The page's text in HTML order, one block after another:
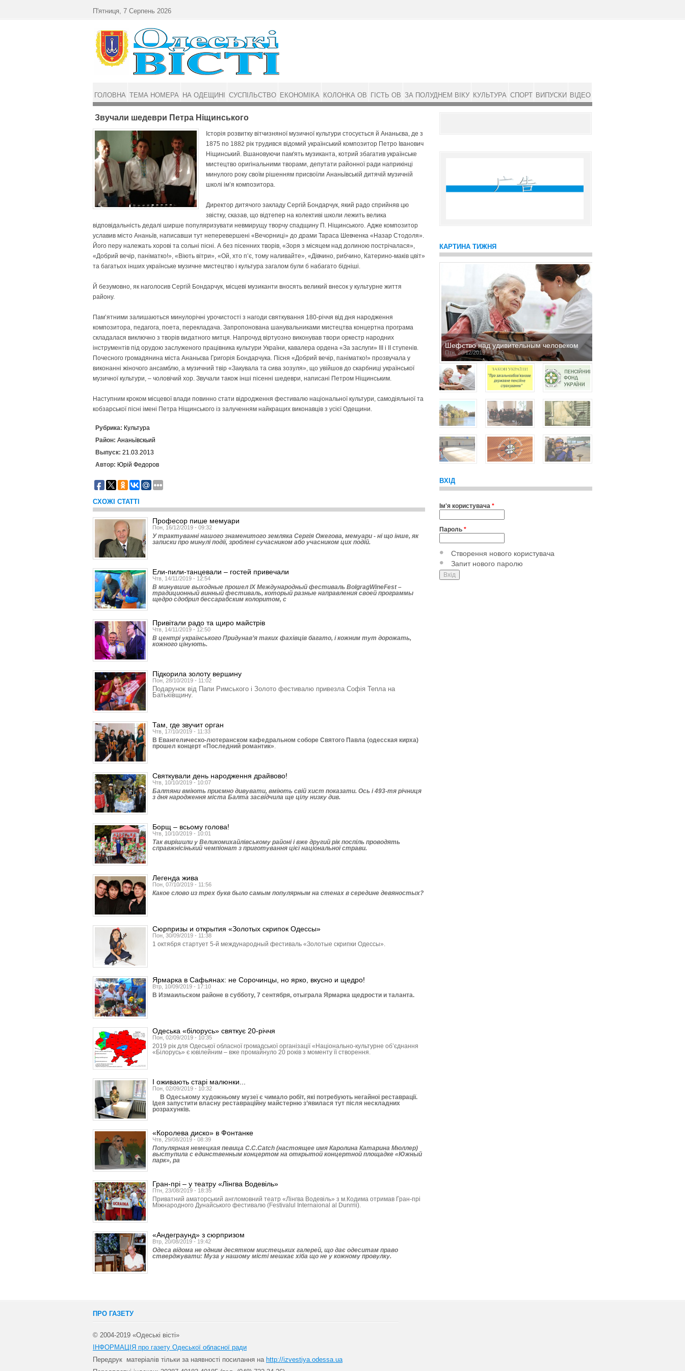
Звучали шедеври Петра Ніщинського
Історія розвитку вітчизняної музичної культури стосується й Ананьєва, де з
1875 по 1882 рік трудився відомий український композитор Петро Іванович
Ніщинський. Вшановуючи пам'ять музиканта, котрий збагатив українське
мистецтво оригінальними творами, депутати районної ради наприкінці
минулого року своїм рішенням присвоїли Ананьївській дитячій музичній
школі ім’я композитора.
Директор дитячого закладу Сергій Бондарчук, який радо сприйняв цю
звістку, сказав, що відтепер на колективі школи лежить велика
відповідальність дедалі ширше популяризувати невмирущу творчу спадщину П. Ні­щинського. Адже композитор
ус­лавив місто Ананьїв, написавши тут неперевершені «Вечорниці» до драми Тараса Шевченка «Назар Стодоля».
Його перу належать хорові та сольні пісні. А без пісенних творів, «Зоря з місяцем над долиною пострічалася»,
«Добрий вечір, паніматко!», «Віють вітри», «Ой, хто п’є, тому наливайте», «Дівчино, рибчино, Катерино-маків цвіт»
та багатьох інших українське музичне мистецтво і культура загалом були б набагато бідніші.
Й безумовно, як наголосив Сергій Бондарчук, місцеві музиканти вносять великий внесок у культурне життя
району.
Пам’ятними залишаються ми­нулорічні урочистості з нагоди святкування 180-річчя від дня народження
композитора, педагога, поета, перекладача. Запропонована шанувальниками мистецтва концертна програма
складалася виключно з творів видатного митця. Напрочуд віртуозно виконував твори оркестр народних
інструментів під орудою заслуженого працівника культури України, кавалера ордена «За заслуги» III і II ступенів.
Почесного громадянина міста Ананьєва Григорія Бондарчука. Пісня «Добрий вечір, паніматко!» прозвучала у
виконанні жіночого ансамблю, а музичний твір «Закувала та сива зозуля», що увійшов до скарбниці української
музичної культури, – чоловічий хор. Звучали також інші пісенні шедеври, написані Петром Ніщинським.
Наступним кроком місцевої влади повинно стати відродження фестивалю національної культури, самодіяльної та
кобзарської пісні імені Петра Ніщинського із залученням найкращих виконавців з усієї Одещини.
Рубрика: Культура
Район: Ананьївскьий
Выпуск: 21.03.2013
Автор: Юрій Федоров
СХОЖІ СТАТТІ
Професор пише мемуари
Пон, 16/12/2019 - 09:32
У трактуванні нашого знаменитого земляка Сергія Ожегова, мемуари - ні що інше, як
записки про минулі події, зроблені сучасником або учасником цих подій.
Ели-пили-танцевали – гостей привечали
Чтв, 14/11/2019 - 12:54
В минувшие выходные прошел ІХ Международный фестиваль BolgragWineFest –
традиционный винный фестиваль, который разные направления своей программы
щедро сдобрил бессарабским колоритом, с
Привітали радо та щиро майстрів
Чтв, 14/11/2019 - 12:50
В центрі українського Придунав’я таких фахівців багато, і кожним тут дорожать,
кожного цінують.
Підкорила золоту вершину
Пон, 28/10/2019 - 11:02
Подарунок від Папи Римського і Золото фестивалю привезла Софія Тепла на
Батьківщину.
Там, где звучит орган
Чтв, 17/10/2019 - 11:33
В Евангелическо-лютеранском кафедральном соборе Святого Павла (одесская кирха)
прошел концерт «Последний романтик».
Святкували день народження драйвово!
Чтв, 10/10/2019 - 10:07
Балтяни вміють приємно дивувати, вміють свій хист показати. Ось і 493-тя річниця
з дня народження міста Балта засвідчила ще цілу низку див.
Борщ – всьому голова!
Чтв, 10/10/2019 - 10:01
Так вирішили у Великомихай­лівському районі і вже другий рік поспіль проводять
справжнісінький чемпіонат з приготування цієї національної страви.
Легенда жива
Пон, 07/10/2019 - 11:56
Какое слово из трех букв было самым популярным на стенах в середине девяностых?
Сюрпризы и открытия «Золотых скрипок Одессы»
Пон, 30/09/2019 - 11:38
1 октября стартует 5-й международный фестиваль «Золотые скрипки Одессы».
Ярмарка в Сафьянах: не Сорочинцы, но ярко, вкусно и щедро!
Втр, 10/09/2019 - 17:10
В Измаильском районе в субботу, 7 сентября, отыграла Ярмарка щедрости и таланта.
Одеська «білорусь» святкує 20-річчя
Пон, 02/09/2019 - 10:35
2019 рік для Одеської обласної громадської організації «Національно-культурне об’єднання
«Білорусь» є ювілейним – вже промайнуло 20 років з моменту її створення.
І оживають старі малюнки...
Пон, 02/09/2019 - 10:32
В Одеському художньому музеї є чимало робіт, які потребують негайної реставрації.
Ідея запустити власну реставраційну майстерню з’явилася тут після нескладних
розрахунків.
«Королева диско» в Фонтанке
Чтв, 29/08/2019 - 08:39
Популярная немецкая певица C.C.Catch (настоящее имя Каролина Катарина Мюллер)
выступила с единственным концертом на открытой концертной площадке «Южный
парк», ра
Гран-прі – у театру «Лінгва Водевіль»
Птн, 23/08/2019 - 18:35
Приватний аматорський англомовний театр «Лінгва Водевіль» з м.Кодима отримав Гран-прі
Міжнародного Дунайського фестивалю (Festivalul Internaional al Dunгrii).
«Андеграунд» з сюрпризом
Втр, 20/08/2019 - 19:42
Одеса відома не одним десятком мистецьких галерей, що дає одеситам право
стверджувати: Муза у нашому місті мешкає хіба що не у кожному провулку.
КАРТИНА ТИЖНЯ
Шефство над удивительным человеком
Птн, 20/12/2019 - 16:29
ВХІД
Ім'я користувача *
Пароль *
Створення нового користувача
Запит нового паролю
П'ятниця, 7 Серпень 2026
ГОЛОВНА ТЕМА НОМЕРА НА ОДЕЩИНІ СУСПІЛЬСТВО ЕКОНОМІКА КОЛОНКА ОВ ГІСТЬ ОВ ЗА ПОЛУДНЕМ ВІКУ КУЛЬТУРА СПОРТ ВИПУСКИ ВІДЕО
ПРО ГАЗЕТУ
© 2004-2019 «Одеські вісті»
ІНФОРМАЦІЯ про газету Одеської обласної ради
Передрук матеріалів тільки за наявності посилання на http://izvestiya.odessa.ua